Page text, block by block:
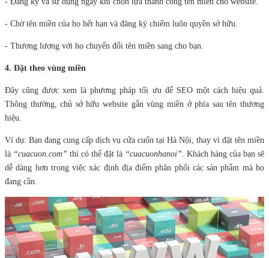
- Chờ tên miền của họ hết hạn và đăng ký chiếm luôn quyền sở hữu.
- Thương lượng với họ chuyển đổi tên miền sang cho bạn.
4. Đặt theo vùng miền
Đây cũng được xem là phương pháp tối ưu để SEO một cách hiệu quả.
Thông thường, chủ sở hữu website gắn vùng miền ở phía sau tên thương
hiệu.
Ví dụ: Bạn đang cung cấp dịch vụ cửa cuốn tại Hà Nội, thay vì đặt tên miền
là “cuacuon.com” thì có thể đặt là “cuacuonhanoi”. Khách hàng của bạn sẽ
dễ dàng hơn trong việc xác định địa điểm phân phối các sản phẩm mà họ
đang cần.